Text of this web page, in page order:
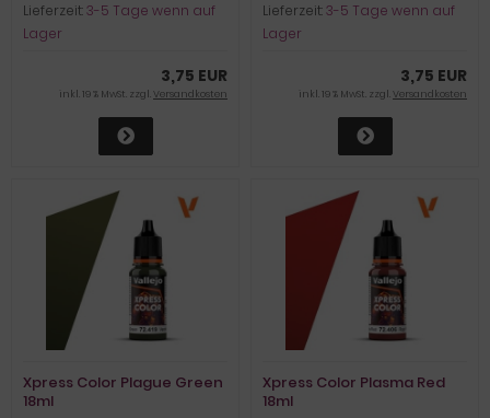
Lieferzeit:3-5 Tage wenn auf
Lager
3,75 EUR
inkl. 19 % MwSt. zzgl.Versandkosten
Lieferzeit:3-5 Tage wenn auf
Lager
3,75 EUR
inkl. 19 % MwSt. zzgl.Versandkosten
Xpress Color Plague Green
18ml
Xpress Color Plasma Red
18ml